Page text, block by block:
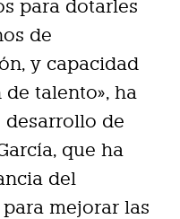
para dotarles
de
y capacidad
talento», ha
de
que ha
del
mejorar las